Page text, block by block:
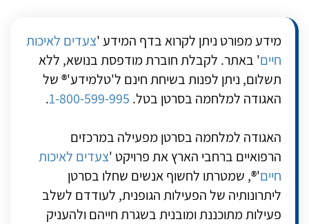
מידע מפורט ניתן לקרוא בדף המידע 'צעדים לאיכות
חיים' באתר. לקבלת חוברת מודפסת בנושא, ללא
תשלום, ניתן לפנות בשיחת חינם ל'טלמידע'® של
האגודה למלחמה בסרטן בטל. 1-800-599-995
.
האגודה למלחמה בסרטן מפעילה במרכזים
הרפואיים ברחבי הארץ את פרויקט 'צעדים לאיכות
חיים'®, שמטרתו לחשוף אנשים שחלו בסרטן
ליתרונותיה של הפעילות הגופנית, לעודדם לשלב
פעילות מתוכננת ומובנית בשגרת חייהם ולהעניק